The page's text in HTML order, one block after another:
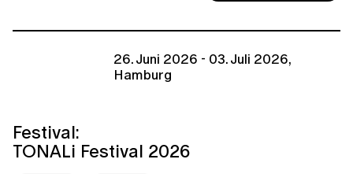
26. Juni 2026 - 03. Juli 2026,
Hamburg
Festival:
TONALi Festival 2026